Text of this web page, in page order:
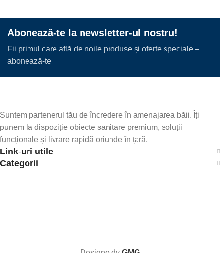
Abonează-te la newsletter-ul nostru!
Fii primul care află de noile produse și oferte speciale –
abonează-te
Suntem partenerul tău de încredere în amenajarea băii. Îți
punem la dispoziție obiecte sanitare premium, soluții
funcționale și livrare rapidă oriunde în țară.
Link-uri utile
Categorii